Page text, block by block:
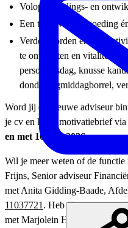
Volop opleidings- en
Een thuiswerkvergoeding
Verder worden er veel
te ontmoeten en vitaliteit te
personeelsdag, knusse
donderdagmiddagborrel,
Word jij de nieuwe adviseur
je cv en korte motivatiebrief via
en met 16 juni 2026.
Wil je meer weten of de functie
Frijns, Senior adviseur
met Anita Gidding-Baade,
11037721 . Heb jij vragen over
met Marjolein Huijts, adviseur